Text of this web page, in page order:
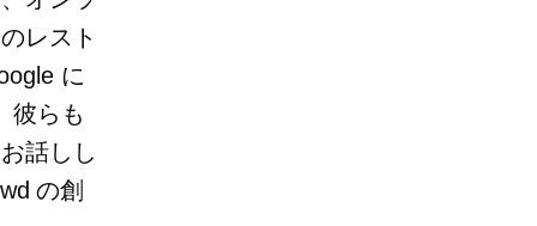
レスト
に
彼らも
話しし
の創